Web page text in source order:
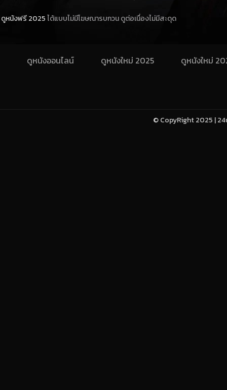
ดูหนังฟรี 2025ได้แบบไม่มีโฆษณารบกวน ดูต่อเนื่องไม่มีสะดุด
ดูหนังออนไลน์ ดูหนังใหม่ 2025 ดูหนังใหม่
© CopyRight 2025 |